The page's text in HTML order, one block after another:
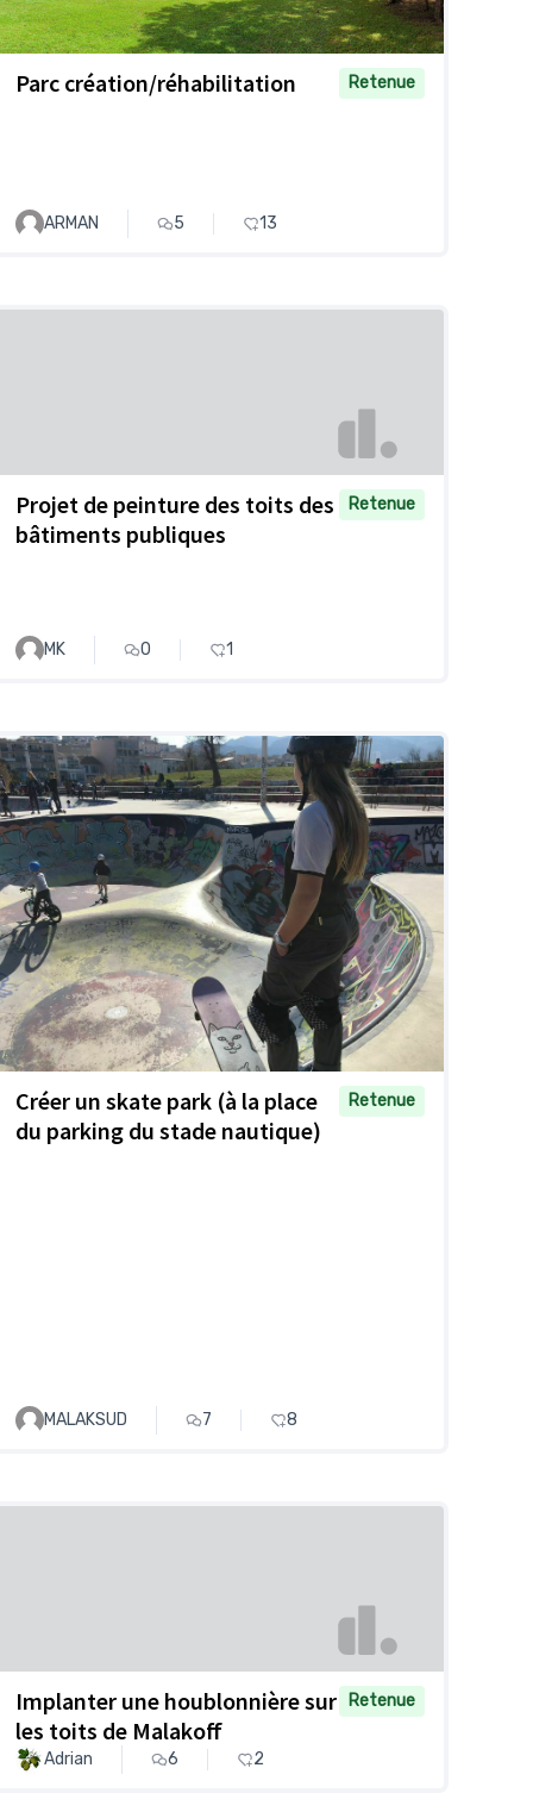
Parc création/réhabilitation Retenue
ARMAN 5 13
Projet de peinture des toits des
bâtiments publiques
Retenue
MK 0 1
Créer un skate park (à la place
du parking du stade nautique)
Retenue
MALAKSUD 7 8
Implanter une houblonnière sur
les toits de Malakoff
Retenue
Adrian 6 2